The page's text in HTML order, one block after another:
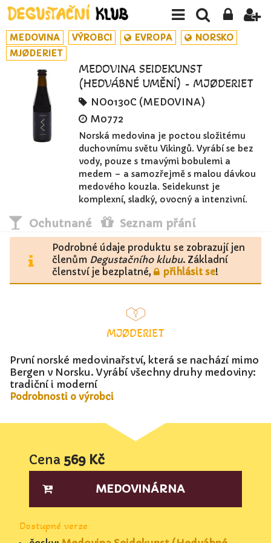
MEDOVINA VÝROBCI EVROPA
NORSKO
MJØDERIET
MEDOVINA SEIDEKUNST
(HEDVÁBNÉ UMĚNÍ) - MJØDERIET
NO0130C (MEDOVINA)
M0772
Norská medovina je poctou složitému
duchovnímu světu Vikingů. Vyrábí se bez
vody, pouze s tmavými bobulemi a
medem – a samozřejmě s malou dávkou
medového kouzla. Seidekunst je
komplexní, sladký, ovocný a intenzivní.
Ochutnané Seznam přání
Podrobné údaje produktu se zobrazují jen
členům Degustačního klubu. Základní
členství je bezplatné,
přihlásit se!
MJØDERIET
První norské medovinařství, která se nachází mimo
Bergen v Norsku. Vyrábí všechny druhy medoviny:
tradiční i moderní
Podrobnosti o výrobci
Cena 569 Kč
MEDOVINÁRNA
Dostupné verze